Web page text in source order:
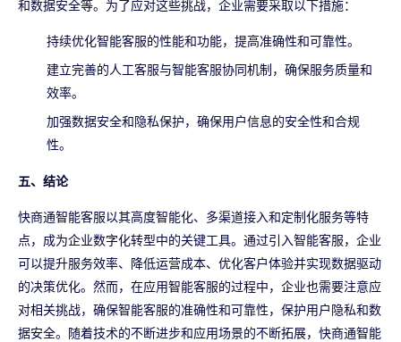
和数据安全等。为了应对这些挑战，企业需要采取以下措施：
持续优化智能客服的性能和功能，提高准确性和可靠性。
建立完善的人工客服与智能客服协同机制，确保服务质量和
效率。
加强数据安全和隐私保护，确保用户信息的安全性和合规
性。
五、结论
快商通智能客服以其高度智能化、多渠道接入和定制化服务等特
点，成为企业数字化转型中的关键工具。通过引入智能客服，企业
可以提升服务效率、降低运营成本、优化客户体验并实现数据驱动
的决策优化。然而，在应用智能客服的过程中，企业也需要注意应
对相关挑战，确保智能客服的准确性和可靠性，保护用户隐私和数
据安全。随着技术的不断进步和应用场景的不断拓展，快商通智能